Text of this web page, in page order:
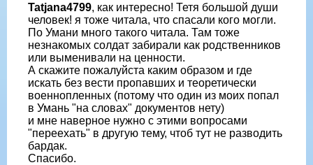
Tatjana4799, как интересно! Тетя большой души
человек! я тоже читала, что спасали кого могли.
По Умани много такого читала. Там тоже
незнакомых солдат забирали как родственников
или выменивали на ценности.
А скажите пожалуйста каким образом и где
искать без вести пропавших и теоретически
военнопленных (потому что один из моих попал
в Умань "на словах" документов нету)
и мне наверное нужно с этими вопросами
"переехать" в другую тему, чтоб тут не разводить
бардак.
Спасибо.